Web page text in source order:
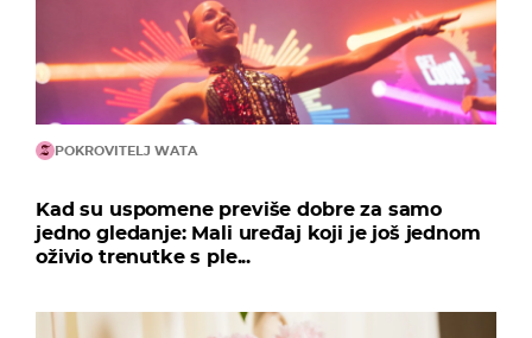
POKROVITELJ WATA
Kad su uspomene previše dobre za samo
jedno gledanje: Mali uređaj koji je još jednom
oživio trenutke s ple...